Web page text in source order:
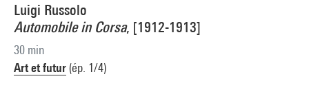
Luigi Russolo
Automobile in Corsa, [1912-1913]
30 min
Art et futur (ép. 1/4)